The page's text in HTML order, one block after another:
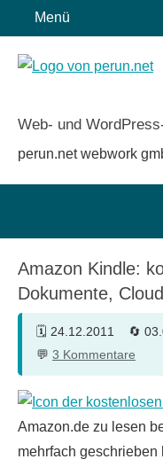
Inhalt
springen
Menü
Web- und
perun.net webwork
Amazon Kindle:
Dokumente,
24.12.2011
3 Kommentare
Amazon.de zu lesen
mehrfach geschrieben